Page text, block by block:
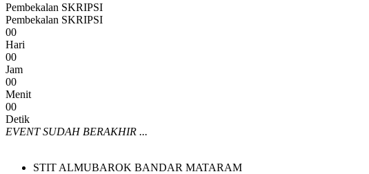
Pembekalan SKRIPSI
Pembekalan SKRIPSI
00
Hari
00
Jam
00
Menit
00
Detik
EVENT SUDAH BERAKHIR ...
STIT ALMUBAROK BANDAR MATARAM